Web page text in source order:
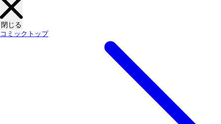
閉じる
コミックトップ